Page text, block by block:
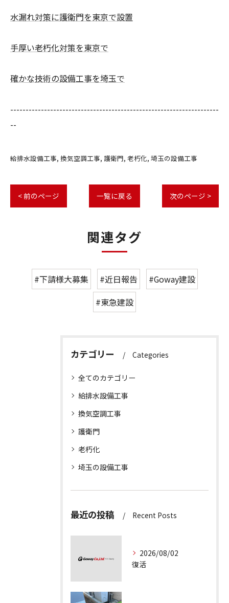
水漏れ対策に護衛門を東京で設置
手厚い老朽化対策を東京で
確かな技術の設備工事を埼玉で
--------------------------------------------------------------------
--
給排水設備工事 換気空調工事 護衛門 老朽化 埼玉の設備工事
< 前のページ 一覧に戻る 次のページ >
関連タグ
#下請様大募集 #近日報告
#Goway建設
#東急建設
カテゴリー Categories
全てのカテゴリー
給排水設備工事
換気空調工事
護衛門
老朽化
埼玉の設備工事
最近の投稿 Recent Posts
2026/08/02
復活